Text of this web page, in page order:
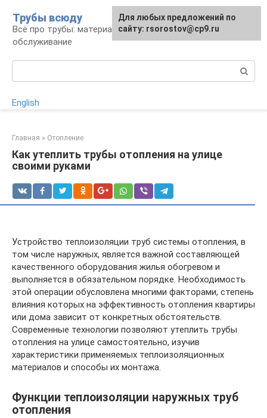
контенту
Трубы всюду
Всё про трубы: материалы, монтаж и
обслуживание
English
Главная » Отопление
Как утеплить трубы отопления на улице
своими руками
Устройство теплоизоляции труб системы отопления, в
том числе наружных, является важной составляющей
качественного оборудования жилья обогревом и
выполняется в обязательном порядке. Необходимость
этой операции обусловлена многими факторами, степень
влияния которых на эффективность отопления квартиры
или дома зависит от конкретных обстоятельств.
Современные технологии позволяют утеплить трубы
отопления на улице самостоятельно, изучив
характеристики применяемых теплоизоляционных
материалов и способы их монтажа.
Функции теплоизоляции наружных труб
отопления
Для любых предложений по
сайту: rsorostov@cp9.ru